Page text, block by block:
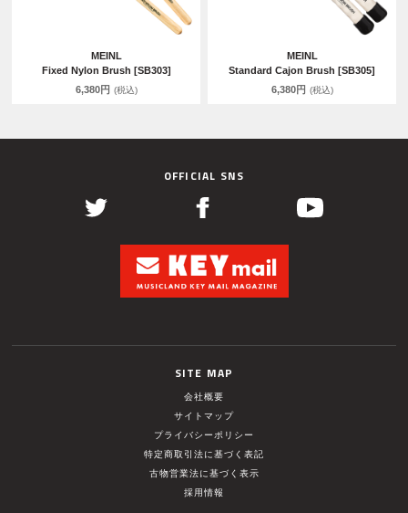
MEINL
Fixed Nylon Brush [SB303]
6,380円 (税込)
MEINL
Standard Cajon Brush [SB305]
6,380円 (税込)
OFFICIAL SNS
SITE MAP
会社概要
サイトマップ
プライバシーポリシー
特定商取引法に基づく表記
古物営業法に基づく表示
採用情報